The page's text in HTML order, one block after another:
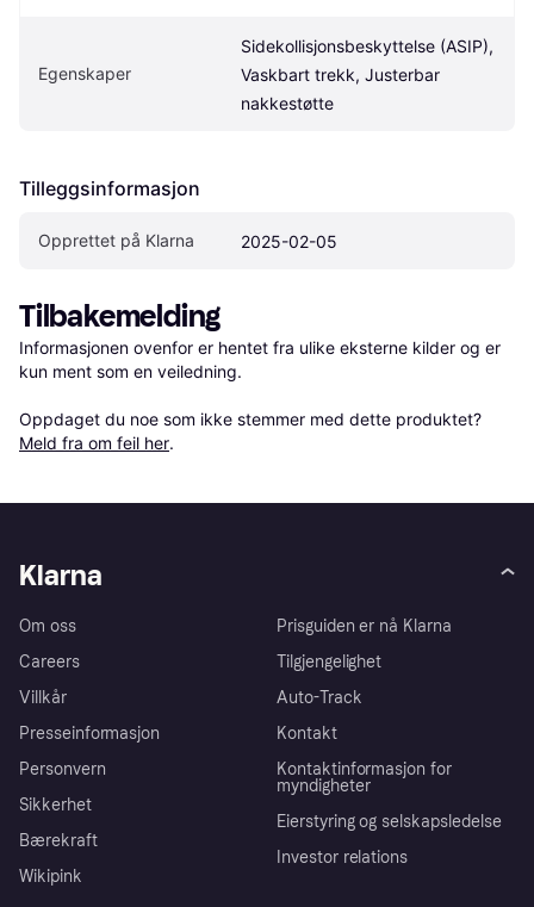
Egenskaper
Sidekollisjonsbeskyttelse (ASIP),
Vaskbart trekk, Justerbar
nakkestøtte
Tilleggsinformasjon
Opprettet på Klarna 2025-02-05
Tilbakemelding
Informasjonen ovenfor er hentet fra ulike eksterne kilder og er
kun ment som en veiledning.
Oppdaget du noe som ikke stemmer med dette produktet?
Meld fra om feil her.
Klarna
Om oss
Careers
Villkår
Presseinformasjon
Personvern
Sikkerhet
Bærekraft
Wikipink
Prisguiden er nå Klarna
Tilgjengelighet
Auto-Track
Kontakt
Kontaktinformasjon for
myndigheter
Eierstyring og selskapsledelse
Investor relations